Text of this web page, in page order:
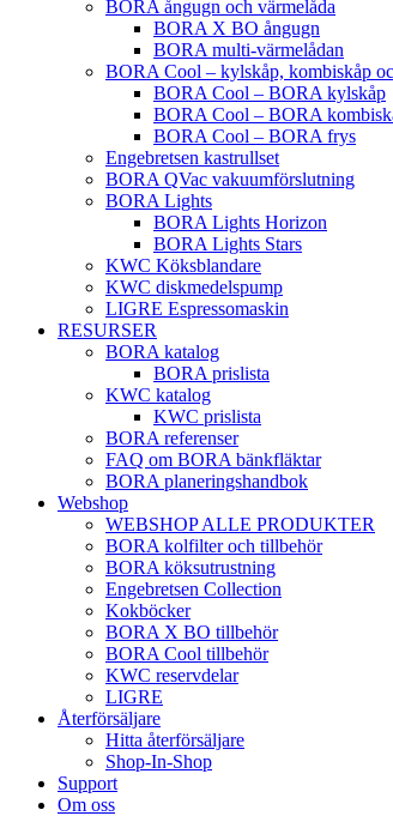
BORA ångugn och värmelåda
BORA X BO ångugn
BORA multi-värmelådan
BORA Cool – kylskåp, kombiskåp
BORA Cool – BORA kylskåp
BORA Cool – BORA
BORA Cool – BORA frys
Engebretsen kastrullset
BORA QVac vakuumförslutning
BORA Lights
BORA Lights Horizon
BORA Lights Stars
KWC Köksblandare
KWC diskmedelspump
LIGRE Espressomaskin
RESURSER
BORA katalog
BORA prislista
KWC katalog
KWC prislista
BORA referenser
FAQ om BORA bänkfläktar
BORA planeringshandbok
Webshop
WEBSHOP ALLE PRODUKTER
BORA kolfilter och tillbehör
BORA köksutrustning
Engebretsen Collection
Kokböcker
BORA X BO tillbehör
BORA Cool tillbehör
KWC reservdelar
LIGRE
Återförsäljare
Hitta återförsäljare
Shop-In-Shop
Support
Om oss